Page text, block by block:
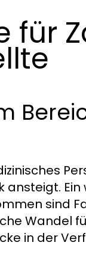
für
sind
Wandel
in der